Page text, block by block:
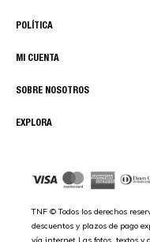
EXPLORA
SOBRE NOSOTROS
MI CUENTA
POLÍTICA
TNF © Todos los derechos
descuentos y plazos de pago